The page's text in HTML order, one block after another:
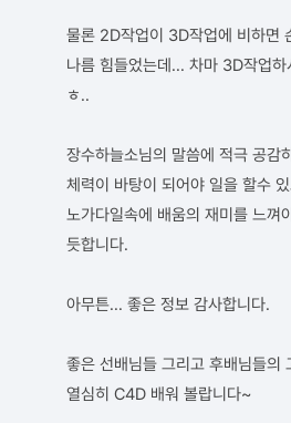
물론 2D작업이 3D작업에 비하면
나름 힘들었는데... 차마 3D작업
ㅎ..
장수하늘소님의 말씀에 적극 공감
체력이 바탕이 되어야 일을 할수
노가다일속에 배움의 재미를 느껴
듯합니다.
아무튼... 좋은 정보 감사합니다.
좋은 선배님들 그리고 후배님들의
열심히 C4D 배워 볼랍니다~